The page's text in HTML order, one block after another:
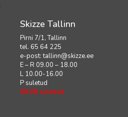
Skizze Tallinn
Pirni 7/1, Tallinn
tel. 65 64 225
e-post:tallinn@skizze.ee
E – R 09.00 – 18.00
L 10.00-16.00
P suletud
08.08 suletud